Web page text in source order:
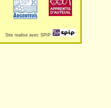
Site realise avec SPIP